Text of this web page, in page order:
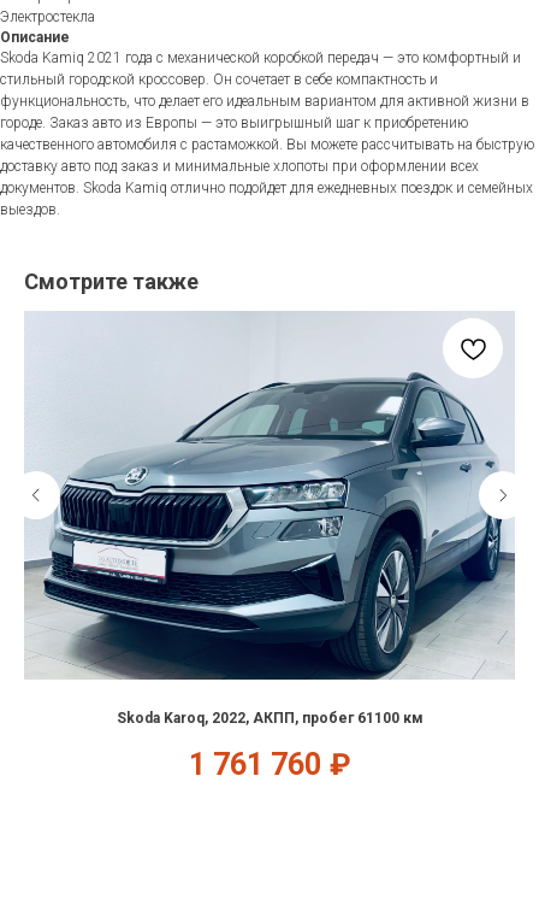
Электростекла
Описание
Skoda Kamiq 2021 года с механической коробкой передач — это комфортный и
стильный городской кроссовер. Он сочетает в себе компактность и
функциональность, что делает его идеальным вариантом для активной жизни в
городе. Заказ авто из Европы — это выигрышный шаг к приобретению
качественного автомобиля с растаможкой. Вы можете рассчитывать на быструю
доставку авто под заказ и минимальные хлопоты при оформлении всех
документов. Skoda Kamiq отлично подойдет для ежедневных поездок и семейных
выездов.
Смотрите также
Skoda Karoq, 2022, АКПП, пробег 61100 км
1 761 760 ₽